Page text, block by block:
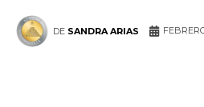
DE SANDRA ARIAS